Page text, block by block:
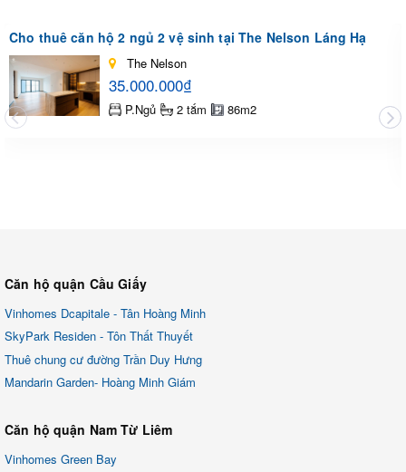
Cho thuê căn hộ 2 ngủ 2 vệ sinh tại The Nelson Láng Hạ
The Nelson
35.000.000₫
P.Ngủ 2 tắm 86m2
Căn hộ quận Cầu Giấy
Vinhomes Dcapitale - Tân Hoàng Minh
SkyPark Residen - Tôn Thất Thuyết
Thuê chung cư đường Trần Duy Hưng
Mandarin Garden- Hoàng Minh Giám
Căn hộ quận Nam Từ Liêm
Vinhomes Green Bay